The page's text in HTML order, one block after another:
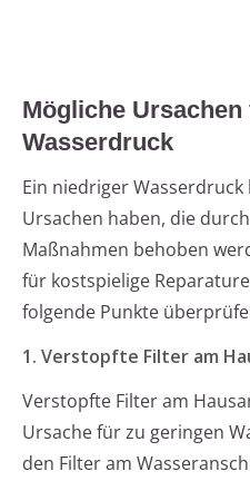
Mögliche
Wasserdruck
Ein niedriger
Ursachen haben, die
Maßnahmen behoben
für kostspielige
folgende Punkte
1. Verstopfte Filter am
Verstopfte Filter am
Ursache für zu geringen
den Filter am